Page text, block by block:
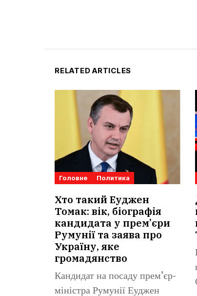
RELATED ARTICLES
Головне Политика
Хто такий Еуджен
Томак: вік, біографія
кандидата у прем’єри
Румунії та заява про
Україну, яке
громадянство
Кандидат на посаду прем’єр-
міністра Румунії Еуджен